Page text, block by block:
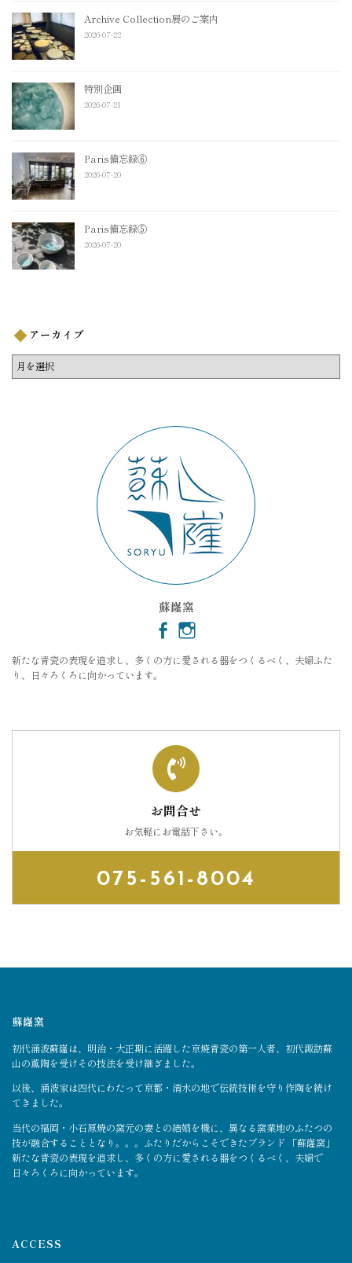
Archive Collection展のご案内
2026-07-22
特別企画
2026-07-21
Paris備忘録⑥
2026-07-20
Paris備忘録⑤
2026-07-20
アーカイブ
ア
ー
蘇嶐窯
新たな青瓷の表現を追求し、多くの方に愛される器をつくるべく、夫婦ふた
り、日々ろくろに向かっています。
お問合せ
お気軽にお電話下さい。
075-561-8004
蘇嶐窯
初代涌波蘇嶐は、明治・大正期に活躍した京焼青瓷の第一人者、初代諏訪蘇
山の薫陶を受けその技法を受け継ぎました。
以後、涌波家は四代にわたって京都・清水の地で伝統技術を守り作陶を続け
てきました。
当代の福岡・小石原焼の窯元の妻との結婚を機に、異なる窯業地のふたつの
技が融合することとなり。。。ふたりだからこそできたブランド 「蘇嶐窯」
新たな青瓷の表現を追求し、多くの方に愛される器をつくるべく、夫婦で
日々ろくろに向かっています。
ACCESS